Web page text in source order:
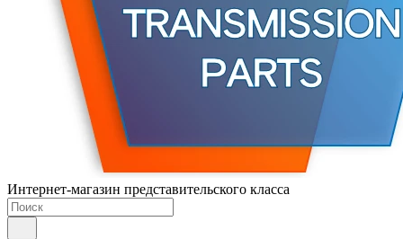
Интернет-магазин представительского класса